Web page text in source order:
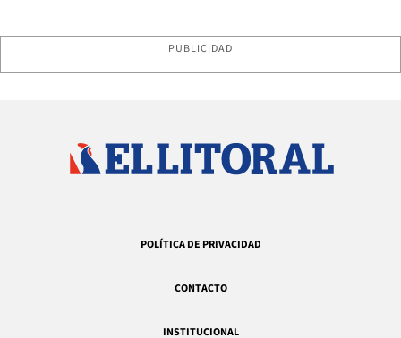
PUBLICIDAD
POLÍTICA DE PRIVACIDAD
CONTACTO
INSTITUCIONAL